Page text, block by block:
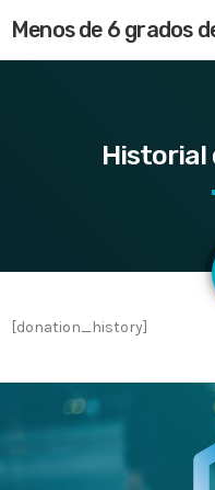
Menos de 6 grados
Historial
[donation_history]